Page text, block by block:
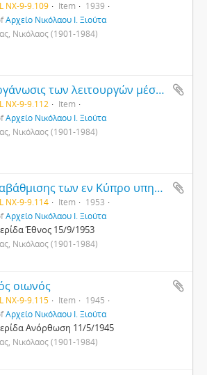
NX-9-9.109 Item
1939
Αρχείο Νικόλαου Ι. Ξιούτα
Νικόλαος (1901-1984)
Η οργάνωσις των λειτουργών μέσης παιδείας από Ν. Ηλιάδης
NX-9-9.112
Item
Αρχείο Νικόλαου Ι. Ξιούτα
Νικόλαος (1901-1984)
Η διαβάθμισης των εν Κύπρο υπηρετούντων εκπαιδευτικών
NX-9-9.114 Item
1953
Αρχείο Νικόλαου Ι. Ξιούτα
Έθνος 15/9/1953
Νικόλαος (1901-1984)
οιωνός
NX-9-9.115 Item
1945
Αρχείο Νικόλαου Ι. Ξιούτα
Ανόρθωση 11/5/1945
Νικόλαος (1901-1984)